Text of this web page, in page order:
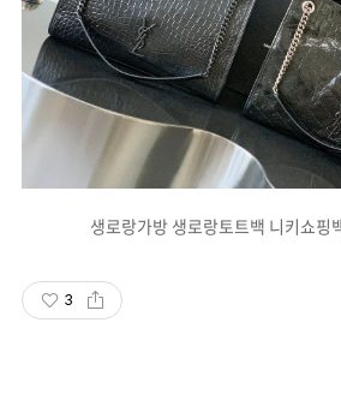
생로랑가방 생로랑토트백 니키쇼핑
3